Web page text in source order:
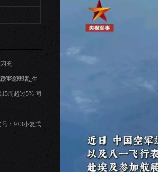
充
至1609元
住这些话_生
周超过5% 同
：9+3小复式